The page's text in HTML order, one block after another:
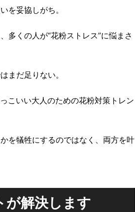
を妥協しがち。
多くの人が“花粉ストレス”に悩まさ
まだ足りない。
こいい大人のための花粉対策トレン
を犠牲にするのではなく、両方を叶
が解決します